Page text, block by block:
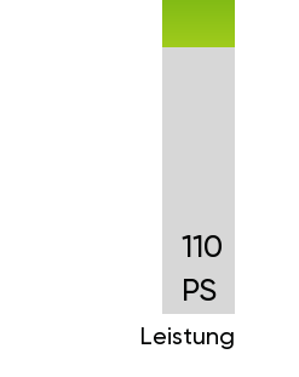
110
PS
Leistung